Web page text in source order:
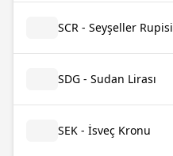
SCR - Seyşeller Rupisi
SDG - Sudan Lirası
SEK - İsveç Kronu